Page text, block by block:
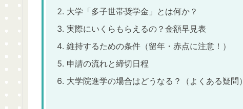
大学「多子世帯奨学金」とは何か？
実際にいくらもらえるの？金額早見表
維持するための条件（留年・赤点に注意！）
申請の流れと締切日程
大学院進学の場合はどうなる？（よくある疑問）